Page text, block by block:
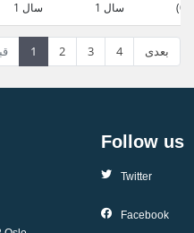
1 سال 1 سال
1 2 3 4 بعدی
Follow us
Twitter
Facebook